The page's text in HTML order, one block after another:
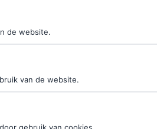
de website.
van de website.